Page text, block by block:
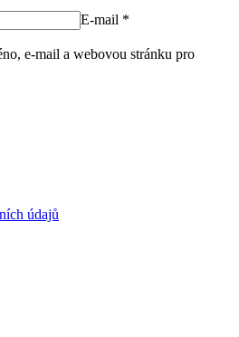
E-mail *
e-mail a webovou stránku pro
údajů